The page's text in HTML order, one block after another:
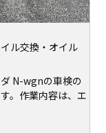
ル交換・オイル
N-wgnの車検の
。作業内容は、エ